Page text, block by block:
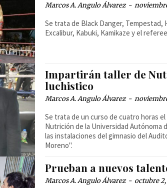
Marcos A. Angulo Álvarez -
Se trata de Black Danger, Tempestad,
Excalibur, Kabuki, Kamikaze y el
Impartirán taller de
luchistico
Marcos A. Angulo Álvarez -
Se trata de un curso de cuatro horas
Nutrición de la Universidad Autónoma
las instalaciones del gimnasio del
Moreno".
Prueban a nuevos
Marcos A. Angulo Álvarez - octubre